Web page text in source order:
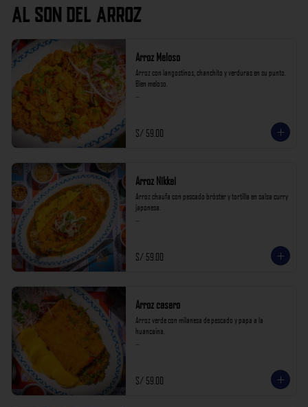
AL SON DEL ARROZ
Arroz Meloso
Arroz con langostinos, chanchito y verduras en su punto.
Bien meloso.
S/ 59.00
Arroz Nikkei
Arroz chaufa con pescado bróster y tortilla en salsa curry
japonesa.
S/ 59.00
Arroz casero
Arroz verde con milanesa de pescado y papa a la
huancaína.
S/ 59.00